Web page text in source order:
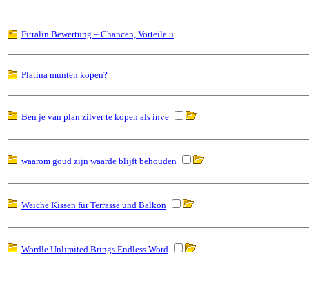
Fitralin Bewertung – Chancen, Vorteile u
Platina munten kopen?
Ben je van plan zilver te kopen als inve
waarom goud zijn waarde blijft behouden
Weiche Kissen für Terrasse und Balkon
Wordle Unlimited Brings Endless Word